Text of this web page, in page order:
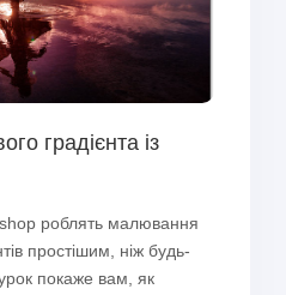
градієнта із
роблять малювання
простішим, ніж будь-
покаже вам, як